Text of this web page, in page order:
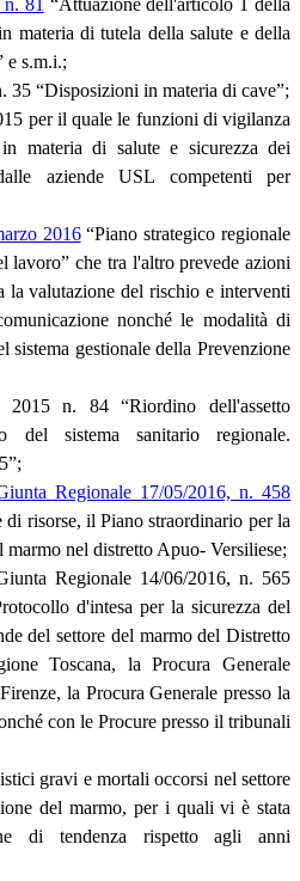
materia di tutela della salute e della
e s.m.i.;
35 “Disposizioni in materia di cave”;
per il quale le funzioni di vigilanza
materia di salute e sicurezza dei
aziende USL competenti per
2016“Piano strategico regionale
lavoro” che tra l'altro prevede azioni
la valutazione del rischio e interventi
nonché le modalità di
sistema gestionale della Prevenzione
n. 84 “Riordino dell'assetto
del sistema sanitario regionale.
Regionale 17/05/2016, n. 458
di risorse, il Piano straordinario per la
marmo nel distretto Apuo- Versiliese;
Regionale 14/06/2016, n. 565
d'intesa per la sicurezza del
del settore del marmo del Distretto
Toscana, la Procura Generale
la Procura Generale presso la
con le Procure presso il tribunali
gravi e mortali occorsi nel settore
del marmo, per i quali vi è stata
di tendenza rispetto agli anni